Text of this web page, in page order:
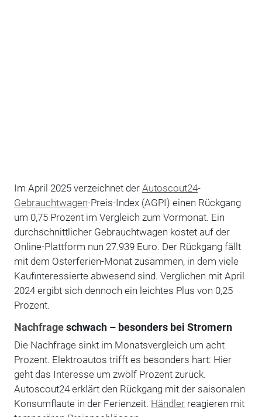
Im April 2025 verzeichnet der Autoscout24-
Gebrauchtwagen-Preis-Index (AGPI) einen Rückgang
um 0,75 Prozent im Vergleich zum Vormonat. Ein
durchschnittlicher Gebrauchtwagen kostet auf der
Online-Plattform nun 27.939 Euro. Der Rückgang fällt
mit dem Osterferien-Monat zusammen, in dem viele
Kaufinteressierte abwesend sind. Verglichen mit April
2024 ergibt sich dennoch ein leichtes Plus von 0,25
Prozent.
Nachfrageschwach – besonders bei Stromern
Die Nachfrage sinkt im Monatsvergleich um acht
Prozent. Elektroautos trifft es besonders hart: Hier
geht das Interesse um zwölf Prozent zurück.
Autoscout24 erklärt den Rückgang mit der saisonalen
Konsumflaute in der Ferienzeit. Händlerreagieren mit